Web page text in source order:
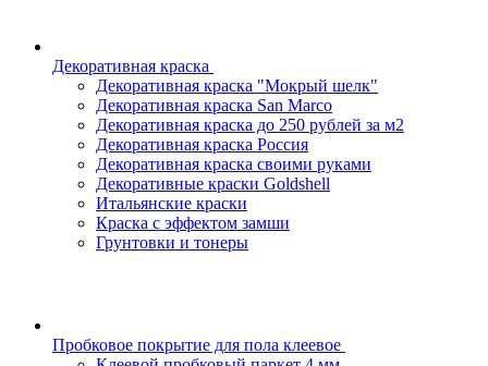
Декоративная краска
Декоративная краска "Мокрый шелк"
Декоративная краска San Marco
Декоративная краска до 250 рублей за м2
Декоративная краска Россия
Декоративная краска своими руками
Декоративные краски Goldshell
Итальянские краски
Краска с эффектом замши
Грунтовки и тонеры
Пробковое покрытие для пола клеевое